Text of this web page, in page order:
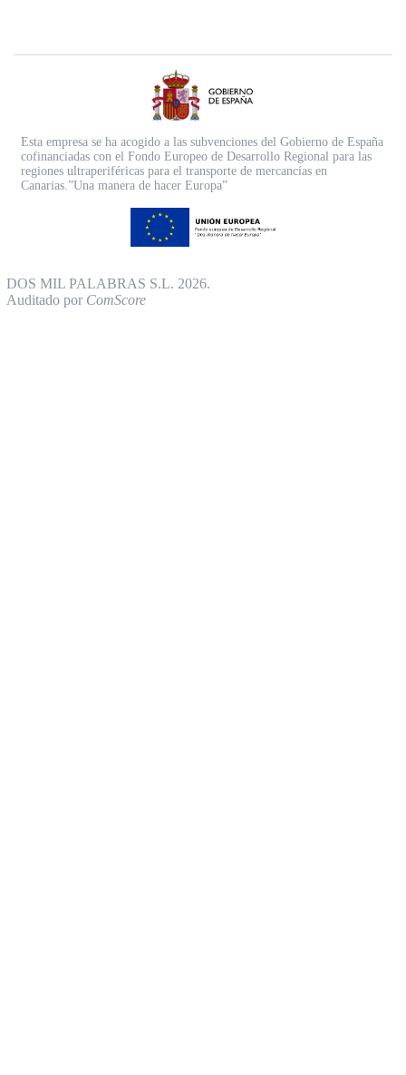
Esta empresa se ha acogido a las subvenciones del Gobierno de España
cofinanciadas con el Fondo Europeo de Desarrollo Regional para las
regiones ultraperiféricas para el transporte de mercancías en
Canarias.”Una manera de hacer Europa”
DOS MIL PALABRAS S.L. 2026.
Auditado por ComScore